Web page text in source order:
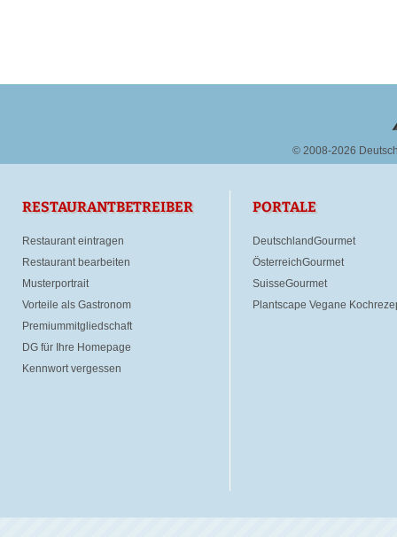
© 2008-2026
RESTAURANTBETREIBER
Restaurant eintragen
Restaurant bearbeiten
Musterportrait
Vorteile als Gastronom
Premiummitgliedschaft
DG für Ihre Homepage
Kennwort vergessen
PORTALE
DeutschlandGourmet
ÖsterreichGourmet
SuisseGourmet
Plantscape Vegane